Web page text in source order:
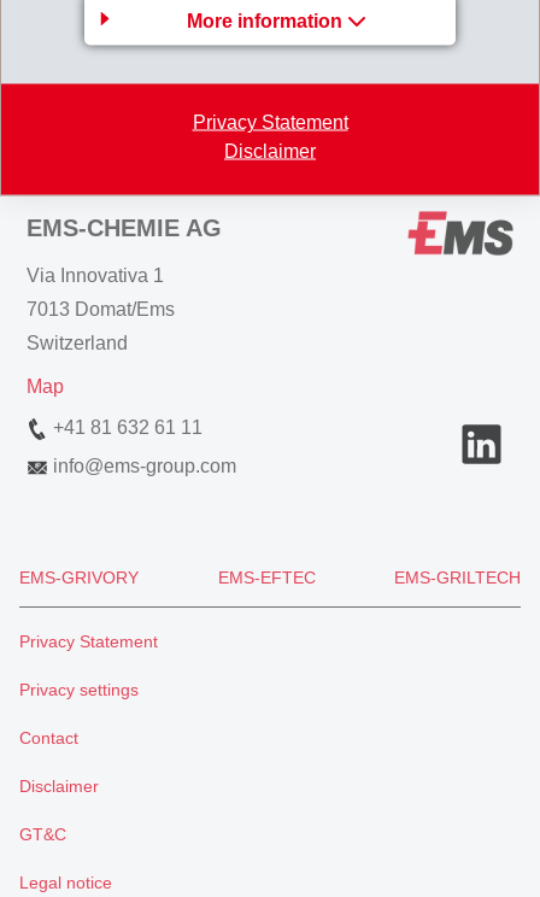
More information
Privacy Statement
Disclaimer
EMS-CHEMIE AG
Via Innovativa 1
7013 Domat/Ems
Switzerland
Map
+41 81 632 61 11
info@ems-group.com
EMS-GRIVORY EMS-EFTEC EMS-GRILTECH
Privacy Statement
Privacy settings
Contact
Disclaimer
GT&C
Legal notice